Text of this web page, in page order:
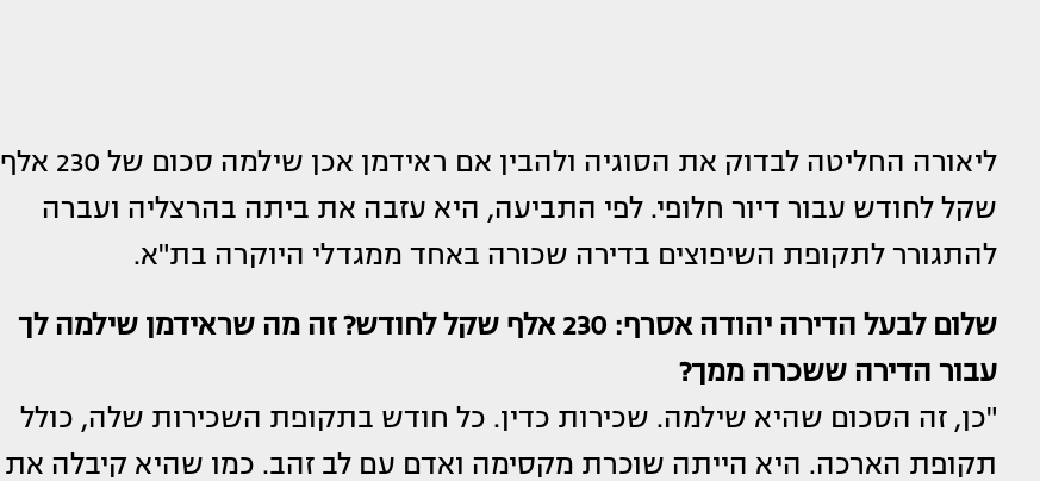
‎ליאורה החליטה לבדוק את הסוגיה ולהבין אם ראידמן אכן שילמה סכום של 230 אלף
שקל לחודש עבור דיור חלופי. לפי התביעה, היא עזבה את ביתה בהרצליה ועברה
להתגורר לתקופת השיפוצים בדירה שכורה באחד ממגדלי היוקרה בת"א.
שלום לבעל הדירה יהודה אסרף: 230 אלף שקל לחודש? זה מה שראידמן שילמה לך
עבור הדירה ששכרה ממך?
"כן, זה הסכום שהיא שילמה. שכירות כדין. כל חודש בתקופת השכירות שלה, כולל
תקופת הארכה. היא הייתה שוכרת מקסימה ואדם עם לב זהב. כמו שהיא קיבלה את